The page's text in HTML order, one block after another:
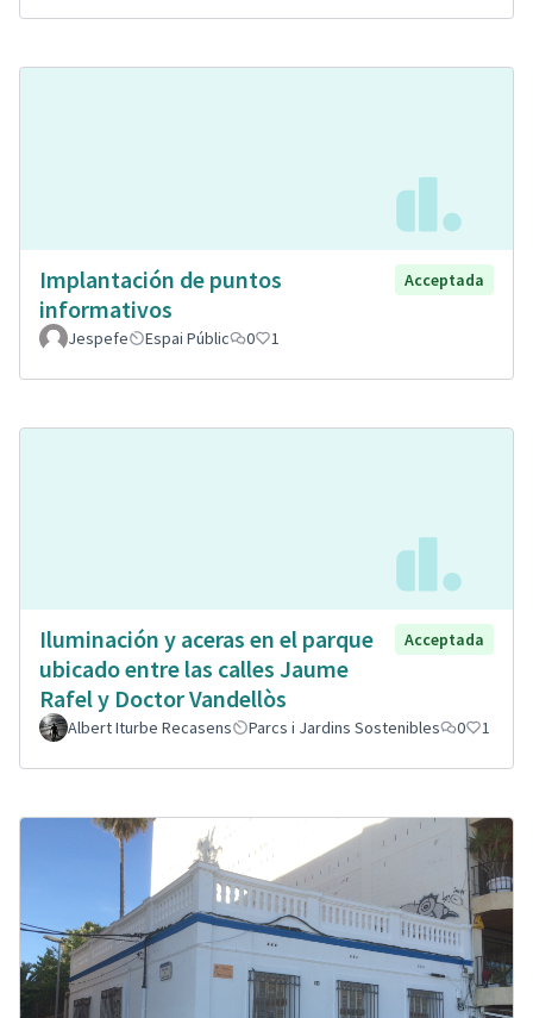
Implantación de puntos
informativos
Acceptada
Jespefe Espai Públic 0 1
Iluminación y aceras en el parque
ubicado entre las calles Jaume
Rafel y Doctor Vandellòs
Acceptada
Albert Iturbe Recasens Parcs i Jardins Sostenibles 0 1